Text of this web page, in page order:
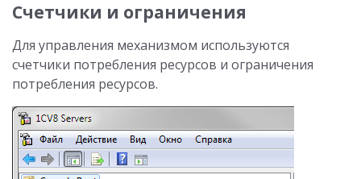
Счетчики и ограничения
Для управления механизмом используются
счетчики потребления ресурсов и ограничения
потребления ресурсов.